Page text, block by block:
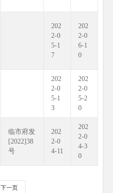
202
2-0
5-1
7
202
2-0
6-1
0
202
2-0
5-1
3
202
2-0
5-2
0
临市府发
[2022]38
号
202
2-0
4-11
202
2-0
4-3
0
下一页